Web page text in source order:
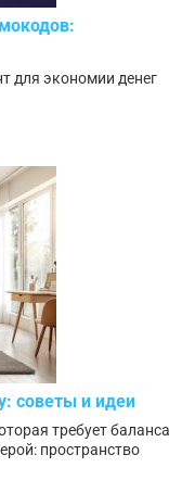
для экономии денег
советы и идеи
требует баланса
пространство